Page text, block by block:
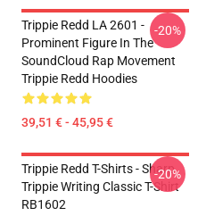
Trippie Redd LA 2601 -
Prominent Figure In The
SoundCloud Rap Movement
Trippie Redd Hoodies
39,51 € - 45,95 €
-20%
Trippie Redd T-Shirts - Sharp
Trippie Writing Classic T-Shirt
RB1602
-20%